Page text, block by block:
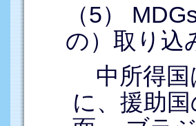
（5）
の）取り込
中所得国
に、援助